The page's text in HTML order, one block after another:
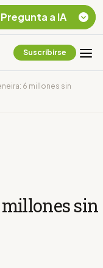
Suscribirse
6 millones sin
millones sin
Pregunta a IA
Chevron Ecuador